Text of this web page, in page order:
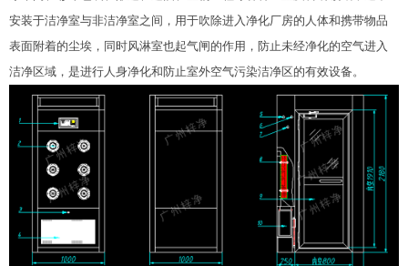
安装于洁净室与非洁净室之间，用于吹除进入净化厂房的人体和携带物品
表面附着的尘埃，同时风淋室也起气闸的作用，防止未经净化的空气进入
洁净区域，是进行人身净化和防止室外空气污染洁净区的有效设备。